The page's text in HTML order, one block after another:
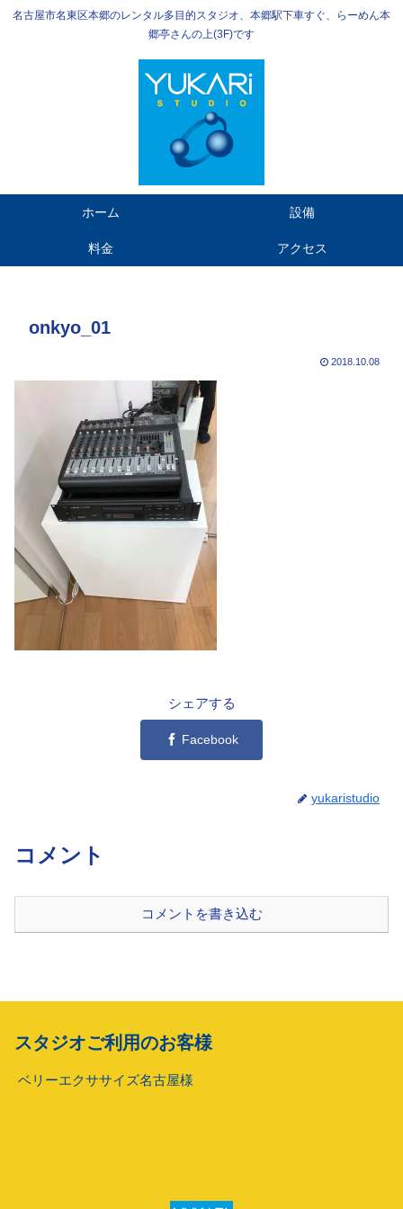
名古屋市名東区本郷のレンタル多目的スタジオ、本郷駅下車すぐ、らーめん本
郷亭さんの上(3F)です
ホーム 設備
料金 アクセス
onkyo_01
2018.10.08
シェアする
Facebook
yukaristudio
コメント
コメントを書き込む
スタジオご利用のお客様
ベリーエクササイズ名古屋様